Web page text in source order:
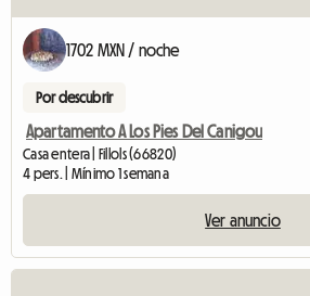
1702 MXN / noche
Por descubrir
Apartamento A Los Pies Del Canigou
Casa entera | Fillols (66820)
4 pers. | Mínimo 1 semana
Ver anuncio